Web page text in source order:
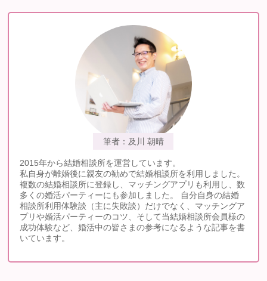
筆者：及川 朝晴
2015年から結婚相談所を運営しています。
私自身が離婚後に親友の勧めで結婚相談所を利用しました。
複数の結婚相談所に登録し、マッチングアプリも利用し、数
多くの婚活パーティーにも参加しました。 自分自身の結婚
相談所利用体験談（主に失敗談）だけでなく、マッチングア
プリや婚活パーティーのコツ、そして当結婚相談所会員様の
成功体験など、婚活中の皆さまの参考になるような記事を書
いています。